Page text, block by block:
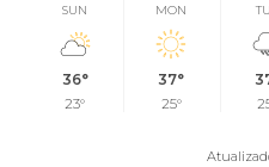
SUN
36°
23°
MON
37°
25°